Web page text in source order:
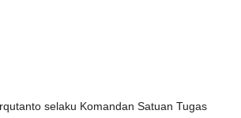
selaku Komandan Satuan Tugas